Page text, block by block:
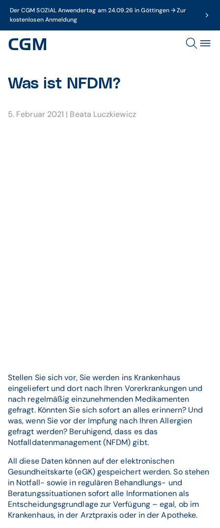
Der CGM SOZIAL Anwendertag am 24.09.26 in Göttingen → Zur
kostenlosen Anmeldung
Was ist NFDM?
5. Februar 2021 | Beata Luczkiewicz
Stellen Sie sich vor, Sie werden ins Krankenhaus
eingeliefert und dort nach Ihren Vorerkrankungen und
nach regelmäßig einzunehmenden Medikamenten
gefragt. Könnten Sie sich sofort an alles erinnern? Und
was, wenn Sie vor der Impfung nach Ihren Allergien
gefragt werden? Beruhigend, dass es das
Notfalldatenmanagement (NFDM) gibt.
All diese Daten können auf der elektronischen
Gesundheitskarte (eGK) gespeichert werden. So stehen
in Notfall- sowie in regulären Behandlungs- und
Beratungssituationen sofort alle Informationen als
Entscheidungsgrundlage zur Verfügung – egal, ob im
Krankenhaus, in der Arztpraxis oder in der Apotheke.